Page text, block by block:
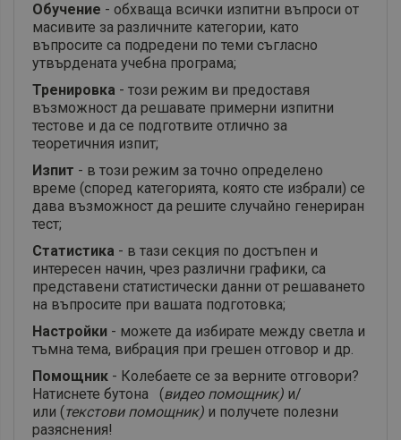
Обучение - обхваща всички изпитни въпроси от
масивите за различните категории, като
въпросите са подредени по теми съгласно
утвърдената учебна програма;
Тренировка - този режим ви предоставя
възможност да решавате примерни изпитни
тестове и да се подготвите отлично за
теоретичния изпит;
Изпит - в този режим за точно определено
време (според категорията, която сте избрали) се
дава възможност да решите случайно генериран
тест;
Статистика - в тази секция по достъпен и
интересен начин, чрез различни графики, са
представени статистически данни от решаването
на въпросите при вашата подготовка;
Настройки - можете да избирате между светла и
тъмна тема, вибрация при грешен отговор и др.
Помощник - Колебаете се за верните отговори?
Натиснете бутона (видео помощник) и/
или (текстови помощник) и получете полезни
разяснения!